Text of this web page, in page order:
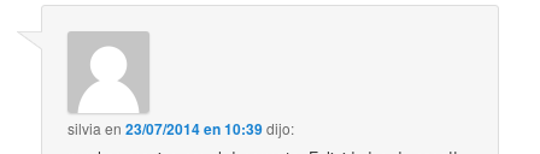
silvia en23/07/2014 en 10:39dijo: